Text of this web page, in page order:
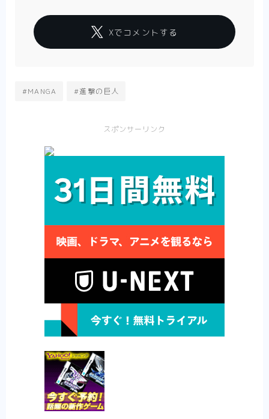
Xでコメントする
#MANGA #進撃の巨人
スポンサーリンク